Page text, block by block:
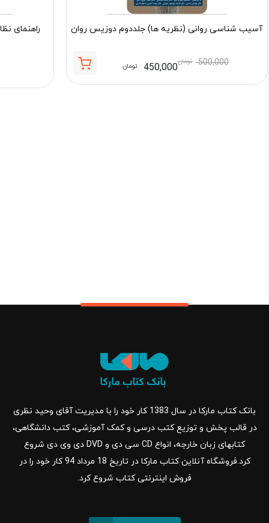
آسیب شناسی روانی (نظریه ها) جلددوم دوزیس روان
500,000 تومان450,000 تومان
راهنمای
بانک کتاب مارکا در سال 1383 کار خود را با مدیریت آقای وحید نظری
در قالب پخش و توزیع کتب درسی و کمک آموزشی، کتب دانشگاهی،
کتابهای زبان خارجه، انواع CD سی دی و DVD دی وی دی شروع
کرد.فروشگاه آنلاین کتاب مارکا در تاریخ 18 مرداد 94 کار خود را در
فروش اینترنتی کتاب شروع کرد.